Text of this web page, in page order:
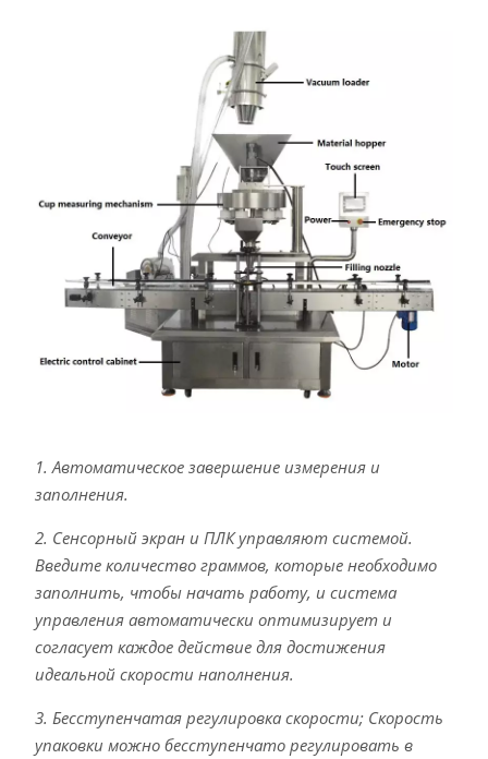
1. Автоматическое завершение измерения и
заполнения.
2. Сенсорный экран и ПЛК управляют системой.
Введите количество граммов, которые необходимо
заполнить, чтобы начать работу, и система
управления автоматически оптимизирует и
согласует каждое действие для достижения
идеальной скорости наполнения.
3. Бесступенчатая регулировка скорости; Скорость
упаковки можно бесступенчато регулировать в